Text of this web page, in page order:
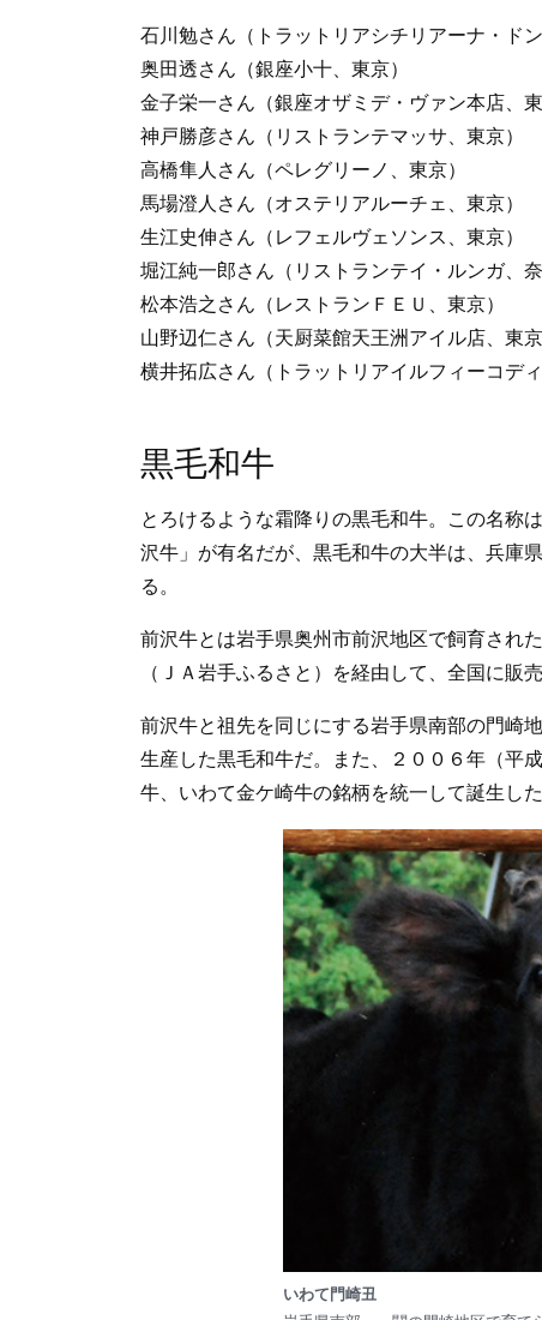
石川勉さん（トラットリアシチリアーナ・ド
奥田透さん（銀座小十、東京）
金子栄一さん（銀座オザミデ・ヴァン本店、東
神戸勝彦さん（リストランテマッサ、東京）
高橋隼人さん（ペレグリーノ、東京）
馬場澄人さん（オステリアルーチェ、東京）
生江史伸さん（レフェルヴェソンス、東京）
堀江純一郎さん（リストランテイ・ルンガ、奈
松本浩之さん（レストランＦＥＵ、東京）
山野辺仁さん（天厨菜館天王洲アイル店、東京
横井拓広さん（トラットリアイルフィーコデ
黒毛和牛
とろけるような霜降りの黒毛和牛。この名称
沢牛」が有名だが、黒毛和牛の大半は、兵庫
る。
前沢牛とは岩手県奥州市前沢地区で飼育され
（ＪＡ岩手ふるさと）を経由して、全国に販
前沢牛と祖先を同じにする岩手県南部の門崎
生産した黒毛和牛だ。また、２００６年（平
牛、いわて金ケ崎牛の銘柄を統一して誕生し
いわて門崎丑